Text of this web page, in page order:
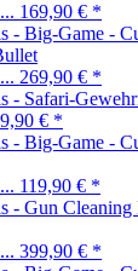
169,90 € *
269,90 € *
€ *
119,90 € *
399,90 € *